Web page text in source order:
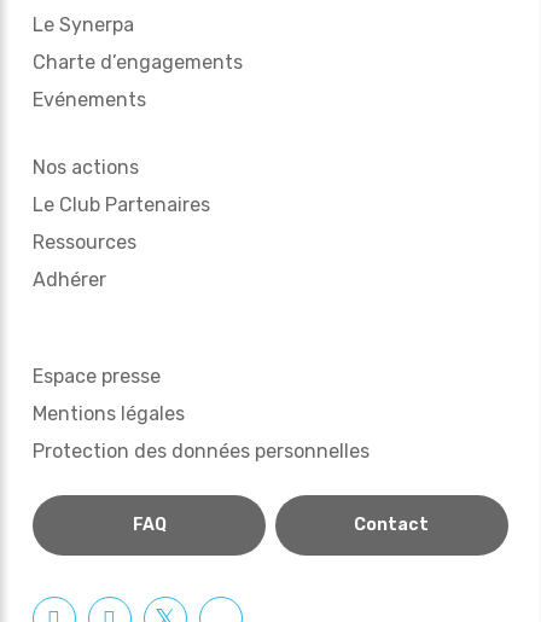
Le Synerpa
Charte d’engagements
Evénements
Nos actions
Le Club Partenaires
Ressources
Adhérer
Espace presse
Mentions légales
Protection des données personnelles
FAQ Contact